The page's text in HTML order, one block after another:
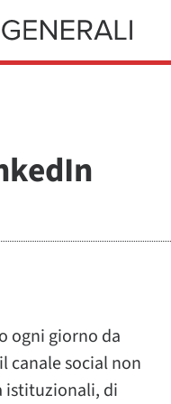
ogni giorno da
canale social non
istituzionali, di